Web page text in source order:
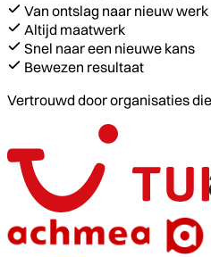
Van ontslag naar nieuw werk
Altijd maatwerk
Snel naar een nieuwe kans
Bewezen resultaat
Vertrouwd door organisaties